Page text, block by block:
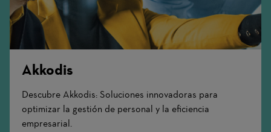
Akkodis
Descubre Akkodis: Soluciones innovadoras para
optimizar la gestión de personal y la eficiencia
empresarial.